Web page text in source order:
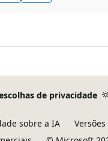
de privacidade
sobre a IA